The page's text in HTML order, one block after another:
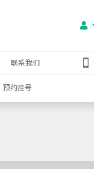
联系我们
预约挂号